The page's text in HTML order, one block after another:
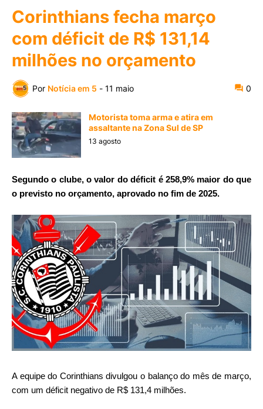
Corinthians fecha março
com déficit de R$ 131,14
milhões no orçamento
Por Notícia em 5 - 11 maio 0
Motorista toma arma e atira em
assaltante na Zona Sul de SP
13 agosto
Segundo o clube, o valor dodéficit é 258,9% maior do que
o previsto no orçamento, aprovado no fim de 2025.
A equipe do Corinthians divulgou o balanço do mês de março,
com um déficit negativo de R$ 131,4 milhões.